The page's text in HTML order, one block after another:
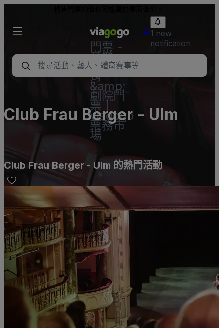
門票 -
音樂
會、體
育
&amp;
劇院門
票 |
viagogo
票務市
場
1 new
notification
Club Frau Berger - Ulm
Club Frau Berger - Ulm 的熱門活動